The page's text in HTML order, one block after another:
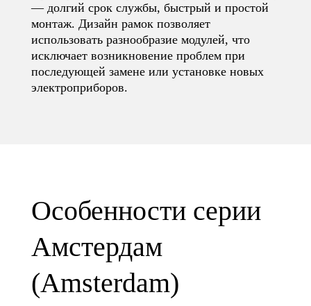
— долгий срок службы, быстрый и простой
монтаж. Дизайн рамок позволяет
использовать разнообразие модулей, что
исключает возникновение проблем при
последующей замене или установке новых
электроприборов.
Особенности серии
Амстердам
(Amsterdam)